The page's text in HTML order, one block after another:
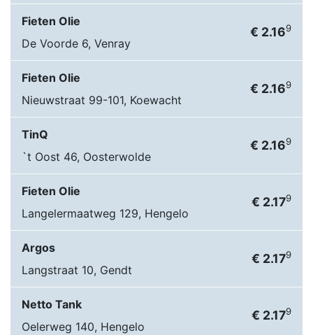
Fieten Olie
De Voorde 6, Venray
€ 2.169
Fieten Olie
Nieuwstraat 99-101, Koewacht
€ 2.169
TinQ
`t Oost 46, Oosterwolde
€ 2.169
Fieten Olie
Langelermaatweg 129, Hengelo
€ 2.179
Argos
Langstraat 10, Gendt
€ 2.179
Netto Tank
Oelerweg 140, Hengelo
€ 2.179